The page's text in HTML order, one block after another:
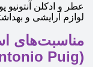
عطر و ادکلن آنتونیو
لوازم آرایشی و
مناسبت‌های
(Antonio Puig) آنتونیو پوییگ